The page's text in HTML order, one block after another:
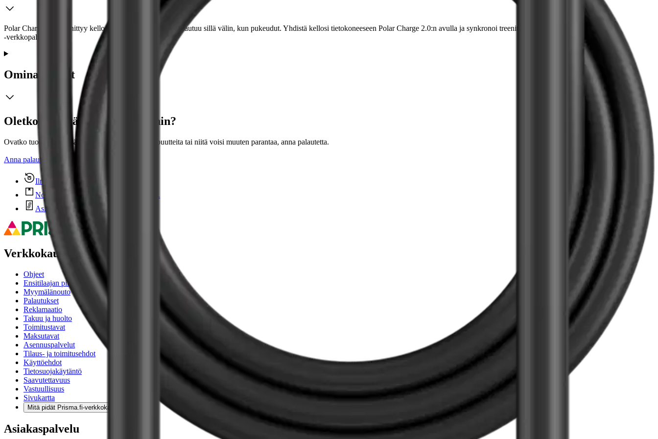
Polar Charge 2.0 kiinnittyy kelloosi magneetin avulla ja latautuu sillä välin, kun pukeudut. Yhdistä kellosi tietokoneeseen Polar Charge 2.0:n avulla ja synkronoi treenitietosi nopeasti Polar Flow
‑verkkopalveluun.
Ominaisuudet
Oletko tyytyväinen tuotetietoihin?
Ovatko tuotetiedot riittävät? Jos tuotetiedoissa on puutteita tai niitä voisi muuten parantaa, anna palautetta.
Anna palautetta
Ilmainen palautus 30 päivää.*
Nouto myymälästä ilman toimituskuluja.
Asiakasomistajalle Bonusta jopa 5 %.*
Verkkokauppa
Ohjeet
Ensitilaajan pikaopas
Myymälänouto
Palautukset
Reklamaatio
Takuu ja huolto
Toimitustavat
Maksutavat
Asennuspalvelut
Tilaus- ja toimitusehdot
Käyttöehdot
Tietosuojakäytäntö
Saavutettavuus
Vastuullisuus
Sivukartta
Mitä pidät Prisma.fi-verkkokaupasta?
Asiakaspalvelu